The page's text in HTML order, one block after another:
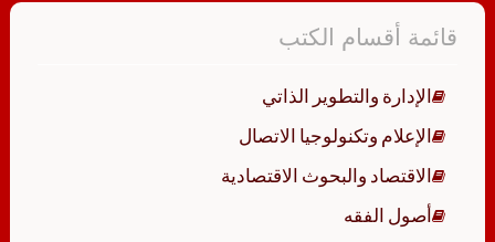
قائمة أقسام الكتب
الإدارة والتطوير الذاتي
الإعلام وتكنولوجيا الاتصال
الاقتصاد والبحوث الاقتصادية
أصول الفقه